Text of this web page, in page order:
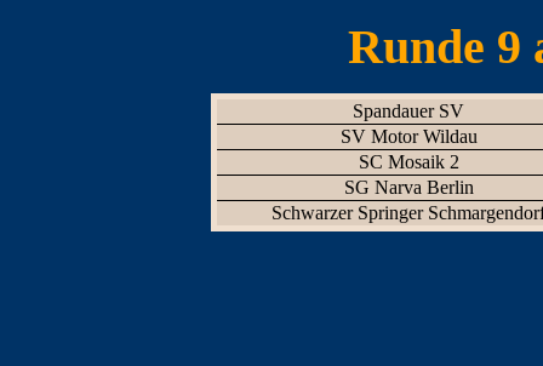
Runde 9
Spandauer SV
SV Motor Wildau
SC Mosaik 2
SG Narva Berlin
Schwarzer Springer